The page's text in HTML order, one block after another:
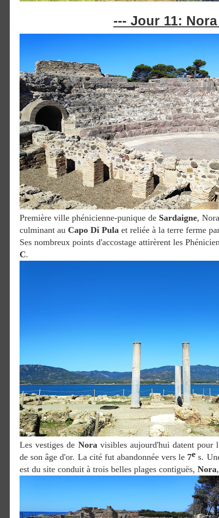
--- Jour 11:
Première ville phénicienne-punique de Sardaigne,
culminant au Capo Di Pula et reliée à la terre ferme
Ses nombreux points d'accostage attirèrent les
C.
Les vestiges de Noravisibles aujourd'hui datent pour
de son âge d'or. La cité fut abandonnée vers le 7e s.
est du site conduit à trois belles plages contiguës, Nora,